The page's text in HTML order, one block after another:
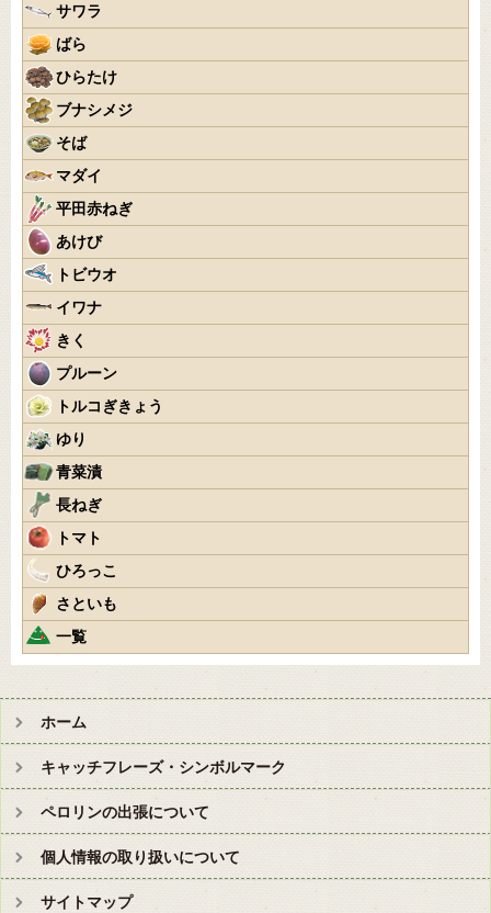
サワラ
ばら
ひらたけ
ブナシメジ
そば
マダイ
平田赤ねぎ
あけび
トビウオ
イワナ
きく
プルーン
トルコぎきょう
ゆり
青菜漬
長ねぎ
トマト
ひろっこ
さといも
一覧
ホーム
キャッチフレーズ・シンボルマーク
ペロリンの出張について
個人情報の取り扱いについて
サイトマップ